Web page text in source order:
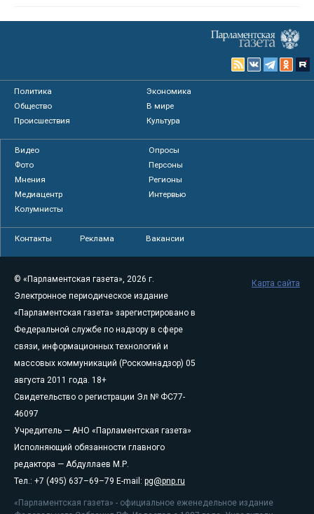
Политика
Экономика
Общество
В мире
Происшествия
Культура
Видео
Опросы
Фото
Персоны
Мнения
Регионы
Медиацентр
Интервью
Колумнисты
Контакты Реклама Вакансии
© «Парламентская газета», 2026 г.
Электронное периодическое издание
«Парламентская газета» зарегистрировано в
Федеральной службе по надзору в сфере
связи, информационных технологий и
массовых коммуникаций (Роскомнадзор) 05
августа 2011 года. 18+
Свидетельство о регистрации Эл № ФС77-
46097
Учредитель — АНО «Парламентская газета»
Исполняющий обязанности главного
редактора — Абдуллаев М.Р.
Тел.: +7 (495) 637–69–79 E-mail: pg@pnp.ru
«Парламентская газета» - официальное еженедельное издание
Карта сайта